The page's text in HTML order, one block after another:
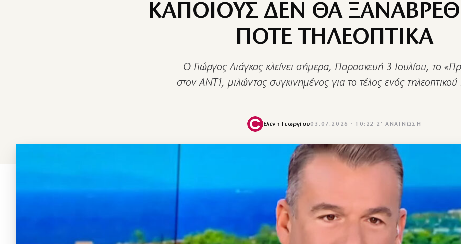
ΚΑΠΟΙΟΥΣ ΔΕΝ ΘΑ
ΠΟΤΕ ΤΗΛΕΟΠΤΙΚΑ
Ο Γιώργος Λιάγκας κλείνει σήμερα, Παρασκευή 3 Ιουλίου, το
στον ANT1, μιλώντας συγκινημένος για το τέλος ενός τηλεοπτικού
Ελένη Γεωργίου03.07.2026 · 10:22 · 2′ ΑΝΆΓΝΩΣΗ